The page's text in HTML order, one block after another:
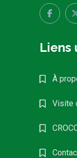
Liens
À
Visite